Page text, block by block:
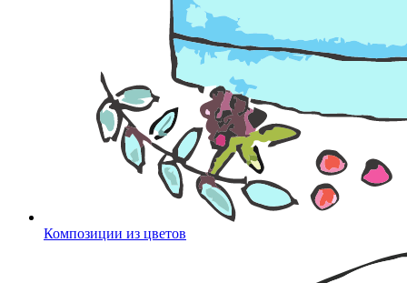
Композиции из цветов